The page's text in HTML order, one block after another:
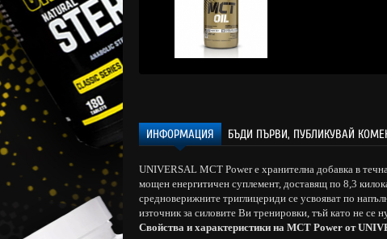
ИНФОРМАЦИЯ БЪДИ ПЪРВИ, ПУБЛИКУВАЙ
UNIVERSAL MCT Power е хранителна добавка в
мощен енергитичен суплемент, доставящ по 8,3
средноверижните триглицериди се усвояват по
източник за силовите Ви тренировки, тъй като не се
Свойства и характеристики на MCT Power от